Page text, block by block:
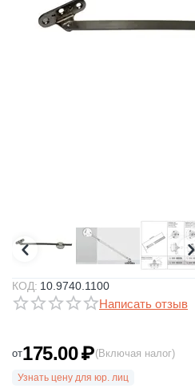
КОД: 10.9740.1100
Написать отзыв
от175.00₽(Включая налог)
Узнать цену для юр. лиц